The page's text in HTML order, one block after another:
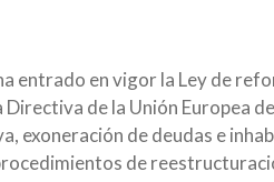
entrado en vigor la Ley de
de la Unión Europea
exoneración de deudas e
de